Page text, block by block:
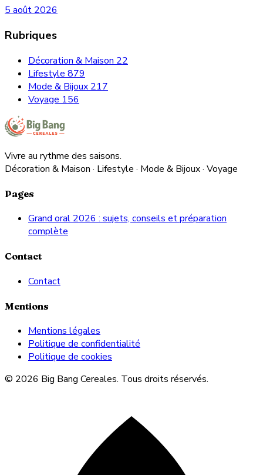
5 août 2026
Rubriques
Décoration & Maison 22
Lifestyle 879
Mode & Bijoux 217
Voyage 156
Vivre au rythme des saisons.
Décoration & Maison · Lifestyle · Mode & Bijoux · Voyage
Pages
Grand oral 2026 : sujets, conseils et préparation
complète
Contact
Contact
Mentions
Mentions légales
Politique de confidentialité
Politique de cookies
© 2026 Big Bang Cereales. Tous droits réservés.